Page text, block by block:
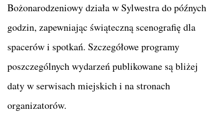
Bożonarodzeniowy działa w Sylwestra do późnych
godzin, zapewniając świąteczną scenografię dla
spacerów i spotkań. Szczegółowe programy
poszczególnych wydarzeń publikowane są bliżej
daty w serwisach miejskich i na stronach
organizatorów.